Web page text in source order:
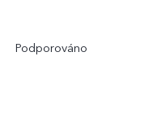
Podporováno